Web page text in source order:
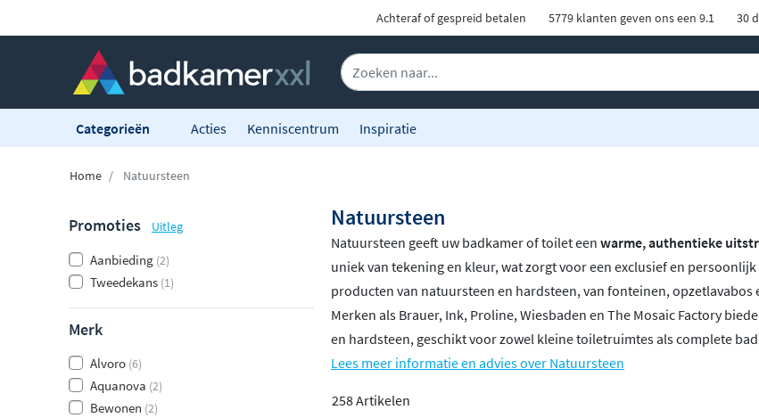
Achteraf of gespreid betalen 5779 klanten geven ons een 9.1 30
Categorieën Acties Kenniscentrum Inspiratie
Home Natuursteen
Promoties Uitleg
Aanbieding (2)
Tweedekans (1)
Merk
Alvoro (6)
Aquanova (2)
Bewonen (2)
Natuursteen
Natuursteen geeft uw badkamer of toilet een warme, authentieke
uniek van tekening en kleur, wat zorgt voor een exclusief en
producten van natuursteen en hardsteen, van fonteinen,
Merken als Brauer, Ink, Proline, Wiesbaden en The Mosaic Factory
en hardsteen, geschikt voor zowel kleine toiletruimtes als complete
Lees meer informatie en advies over Natuursteen
258 Artikelen